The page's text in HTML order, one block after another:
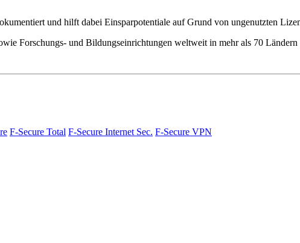
und hilft dabei Einsparpotentiale auf Grund von ungenutzten
Forschungs- und Bildungseinrichtungen weltweit in mehr als 70 Ländern
F-Secure Total F-Secure Internet Sec. F-Secure VPN